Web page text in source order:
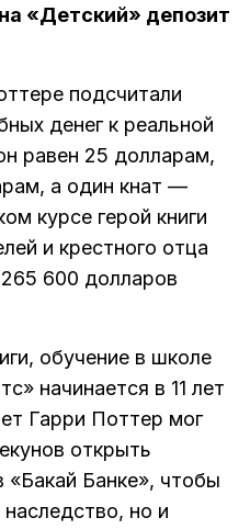
«Детский» депозит
подсчитали
денег к реальной
равен 25 долларам,
а один кнат —
курсе герой книги
и крестного отца
600 долларов
обучение в школе
начинается в 11 лет
Гарри Поттер мог
открыть
«Бакай Банке», чтобы
но и